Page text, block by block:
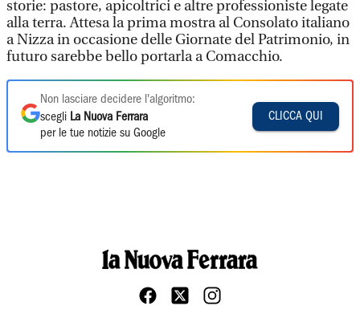
storie: pastore, apicoltrici e altre professioniste legate
alla terra. Attesa la prima mostra al Consolato italiano
a Nizza in occasione delle Giornate del Patrimonio, in
futuro sarebbe bello portarla a Comacchio.
Non lasciare decidere l'algoritmo:
scegli La Nuova Ferrara
per le tue notizie su Google
CLICCA QUI